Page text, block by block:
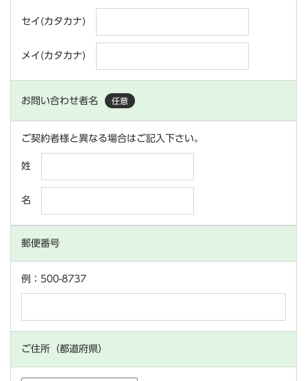
セイ(カタカナ)
メイ(カタカナ)
お問い合わせ者名 任意
ご契約者様と異なる場合はご記入下さい。
姓
名
郵便番号
例：500-8737
ご住所（都道府県）